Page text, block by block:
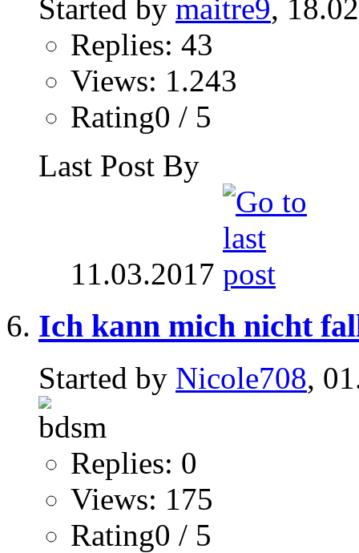
Started by maitre9,
Replies: 43
Views: 1.243
Rating0 / 5
Last Post By
11.03.2017
Ich kann mich nicht
Started by Nicole708,
Replies: 0
Views: 175
Rating0 / 5